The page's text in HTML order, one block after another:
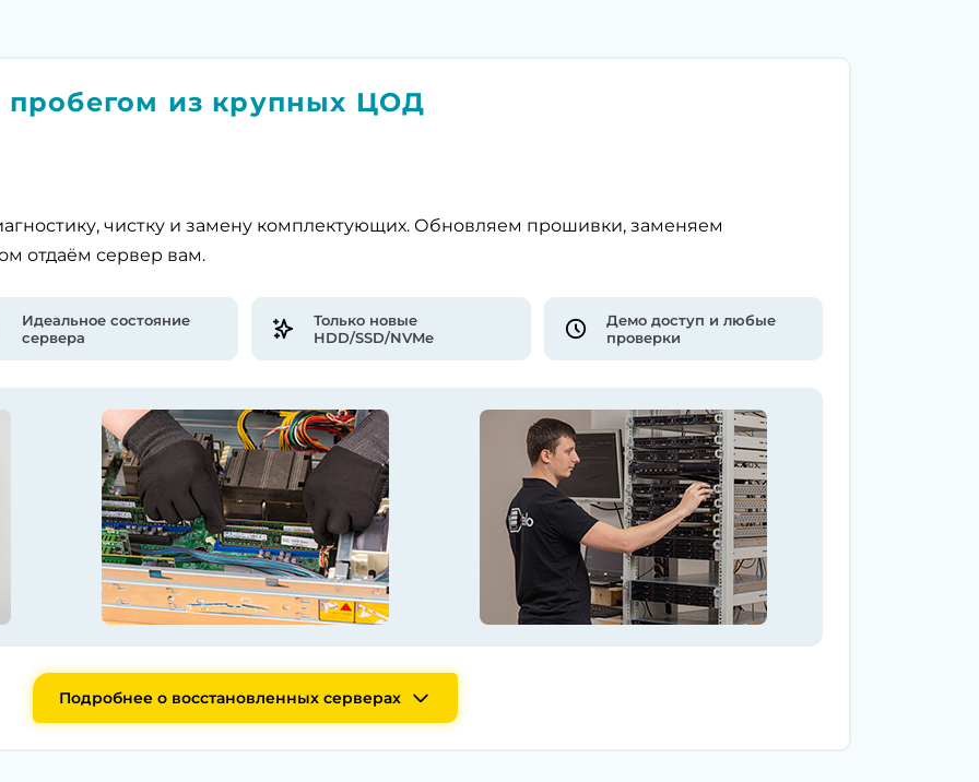
из крупных ЦОД
чистку и замену комплектующих. Обновляем прошивки, заменяем
отдаём сервер вам.
Идеальное состояние
сервера
Только новые
HDD/SSD/NVMe
Демо доступ и любые
проверки
Подробнее о восстановленных серверах